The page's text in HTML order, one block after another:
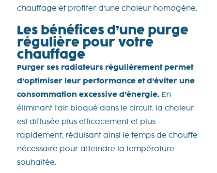
chauffage et profiter d’une chaleur homogène.
Les bénéfices d’une purge
régulière pour votre
chauffage
Purger ses radiateurs régulièrement permet
d’optimiser leur performance et d’éviter une
consommation excessive d’énergie. En
éliminant l’air bloqué dans le circuit, la chaleur
est diffusée plus efficacement et plus
rapidement, réduisant ainsi le temps de chauffe
nécessaire pour atteindre la température
souhaitée.